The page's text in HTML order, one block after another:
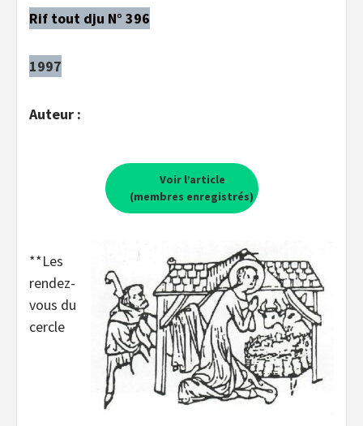
Rif tout dju N° 396
1997
Auteur :
Voir l’article
(membres enregistrés)
**Les
rendez-
vous du
cercle